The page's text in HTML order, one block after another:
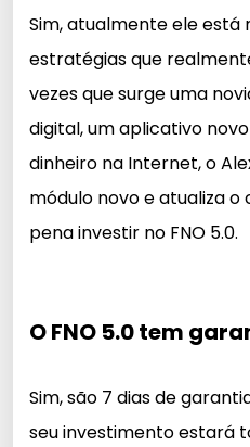
Sim, atualmente ele está
estratégias que
vezes que surge uma
digital, um aplicativo
dinheiro na Internet, o
módulo novo e atualiza o
pena investir no FNO 5.0.
O FNO 5.0 tem
Sim, são 7 dias de
seu investimento estará